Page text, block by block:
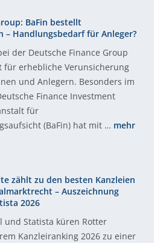
BaFin bestellt
– Handlungsbedarf für Anleger?
der Deutsche Finance Group
für erhebliche Verunsicherung
und Anlegern. Besonders im
Finance Investment
für
(BaFin) hat mit … mehr
zählt zu den besten Kanzleien
– Auszeichnung
2026
und Statista küren Rotter
Kanzleiranking 2026 zu einer